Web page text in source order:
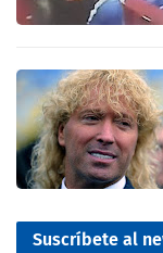
Suscríbete al